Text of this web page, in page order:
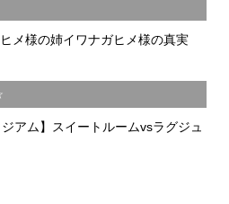
メ様の姉イワナガヒメ様の真実
アム】スイートルームvsラグジュ